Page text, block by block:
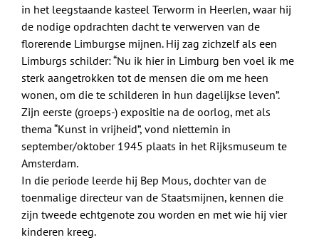
in het leegstaande kasteel Terworm in Heerlen, waar hij
de nodige opdrachten dacht te verwerven van de
florerende Limburgse mijnen. Hij zag zichzelf als een
Limburgs schilder: “Nu ik hier in Limburg ben voel ik me
sterk aangetrokken tot de mensen die om me heen
wonen, om die te schilderen in hun dagelijkse leven”.
Zijn eerste (groeps-) expositie na de oorlog, met als
thema “Kunst in vrijheid”, vond niettemin in
september/oktober 1945 plaats in het Rijksmuseum te
Amsterdam.
In die periode leerde hij Bep Mous, dochter van de
toenmalige directeur van de Staatsmijnen, kennen die
zijn tweede echtgenote zou worden en met wie hij vier
kinderen kreeg.